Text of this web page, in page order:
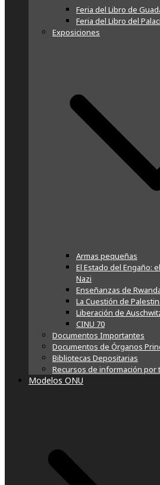
Feria del Libro de
Feria del Libro del
Exposiciones
Armas pequeñas
El Estado del Engaño:
Nazi
Enseñanzas de
La Cuestión de
Liberación de
CINU 70
Documentos Importantes
Documentos de Órganos
Bibliotecas Depositarias
Recursos de información por
Modelos ONU